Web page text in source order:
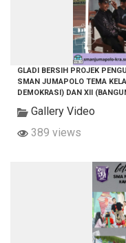
GLADI BERSIH PROJEK
SMAN JUMAPOLO TEMA
DEMOKRASI) DAN XII
Gallery Video
389 views